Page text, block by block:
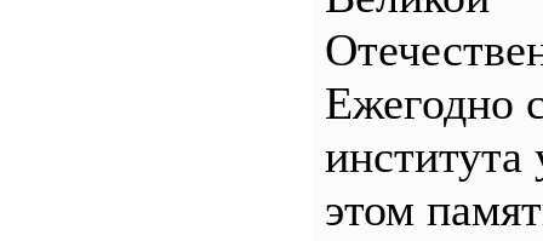
Ежегодно
института
этом